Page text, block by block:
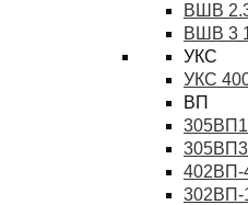
ВШВ
ВШВ 3
УКС
УКС
ВП
402ВП-
302ВП-